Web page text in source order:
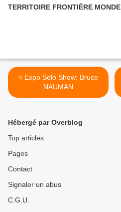
TERRITOIRE FRONTIÈRE MONDE
< Expo Solo Show: Bruce
NAUMAN
Hébergé par Overblog
Top articles
Pages
Contact
Signaler un abus
C.G.U.